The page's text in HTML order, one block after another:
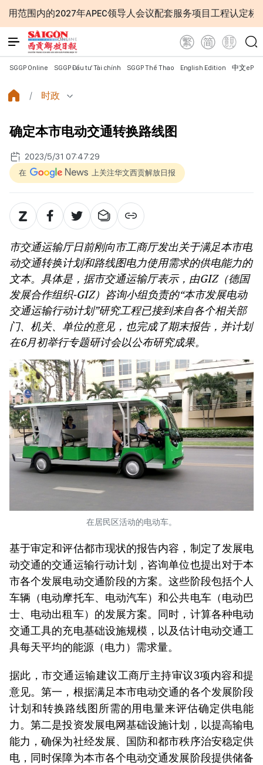
2027年APEC领导人会议配套服务项目工程认定标准
SGGP Online SGGP Đầu tư Tài chính SGGP Thể Thao English Edition 中文
时政
确定本市电动交通转换路线图
2023/5/31 07:47:29
在 上关注华文西贡解放日报
市交通运输厅日前刚向市工商厅发出关于满足本市电
动交通转换计划和路线图电力使用需求的供电能力的
文本。具体是，据市交通运输厅表示，由GIZ（德国
发展合作组织-GIZ）咨询小组负责的“本市发展电动
交通运输行动计划”研究工程已接到来自各个相关部
门、机关、单位的意见，也完成了期末报告，并计划
在6月初举行专题研讨会以公布研究成果。
在居民区活动的电动车。
基于审定和评估都市现状的报告内容，制定了发展电
动交通的交通运输行动计划，咨询单位也提出对于本
市各个发展电动交通阶段的方案。这些阶段包括个人
车辆（电动摩托车、电动汽车）和公共电车（电动巴
士、电动出租车）的发展方案。同时，计算各种电动
交通工具的充电基础设施规模，以及估计电动交通工
具每天平均的能源（电力）需求量。
据此，市交通运输建议工商厅主持审议3项内容和提
意见。第一，根据满足本市电动交通的各个发展阶段
计划和转换路线图所需的用电量来评估确定供电能
力。第二是投资发展电网基础设施计划，以提高输电
能力，确保为社经发展、国防和都市秩序治安稳定供
电，同时保障为本市各个电动交通发展阶段提供储备